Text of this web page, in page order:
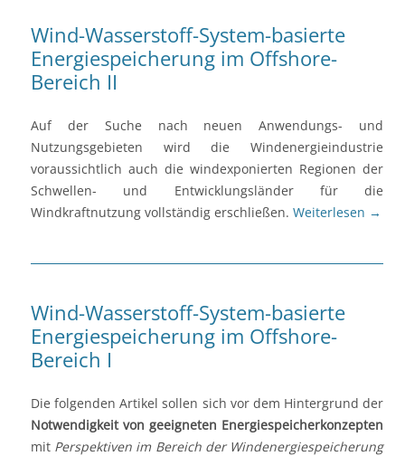
Wind-Wasserstoff-System-basierte
Energiespeicherung im Offshore-
Bereich II
Auf der Suche nach neuen Anwendungs- und
Nutzungsgebieten wird die Windenergieindustrie
voraussichtlich auch die windexponierten Regionen der
Schwellen- und Entwicklungsländer für die
Windkraftnutzung vollständig erschließen. Weiterlesen →
Wind-Wasserstoff-System-basierte
Energiespeicherung im Offshore-
Bereich I
Die folgenden Artikel sollen sich vor dem Hintergrund der
Notwendigkeit von geeigneten Energiespeicherkonzepten
mit Perspektiven im Bereich der Windenergiespeicherung